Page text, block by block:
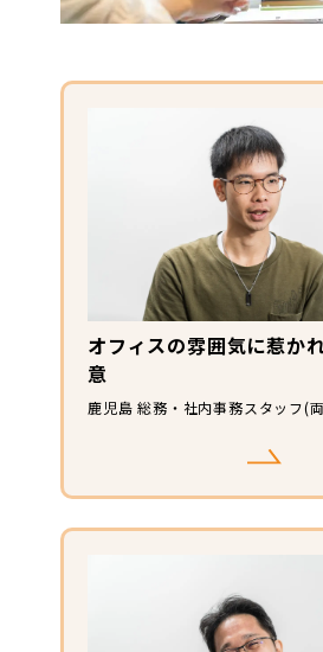
オフィスの雰囲気に惹か
意
鹿児島 総務・社内事務スタッフ(